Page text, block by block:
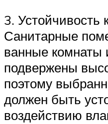
3. Устойчивость
Санитарные
ванные комнаты
подвержены
поэтому
должен быть
воздействию